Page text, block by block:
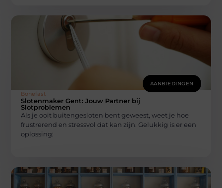
AANBIEDINGEN
Bonefast
Slotenmaker Gent: Jouw Partner bij
Slotproblemen
Als je ooit buitengesloten bent geweest, weet je hoe
frustrerend en stressvol dat kan zijn. Gelukkig is er een
oplossing: